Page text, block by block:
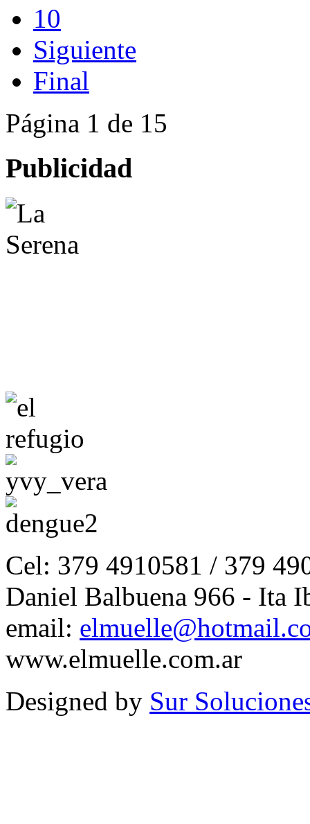
10
Siguiente
Final
Página 1 de 15
Publicidad
Cel: 379 4910581 / 379
Daniel Balbuena 966 - Ita
email:
www.elmuelle.com.ar
Designed by Sur